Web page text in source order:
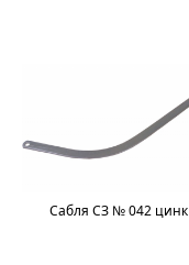
Сабля СЗ № 042 цинк